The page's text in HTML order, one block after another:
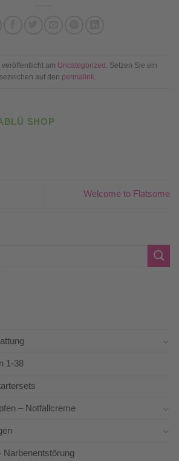
am Uncategorized . Setzen Sie ein
auf den permalink.
SHOP
Welcome to Flatsome
1-38
– Notfallcreme